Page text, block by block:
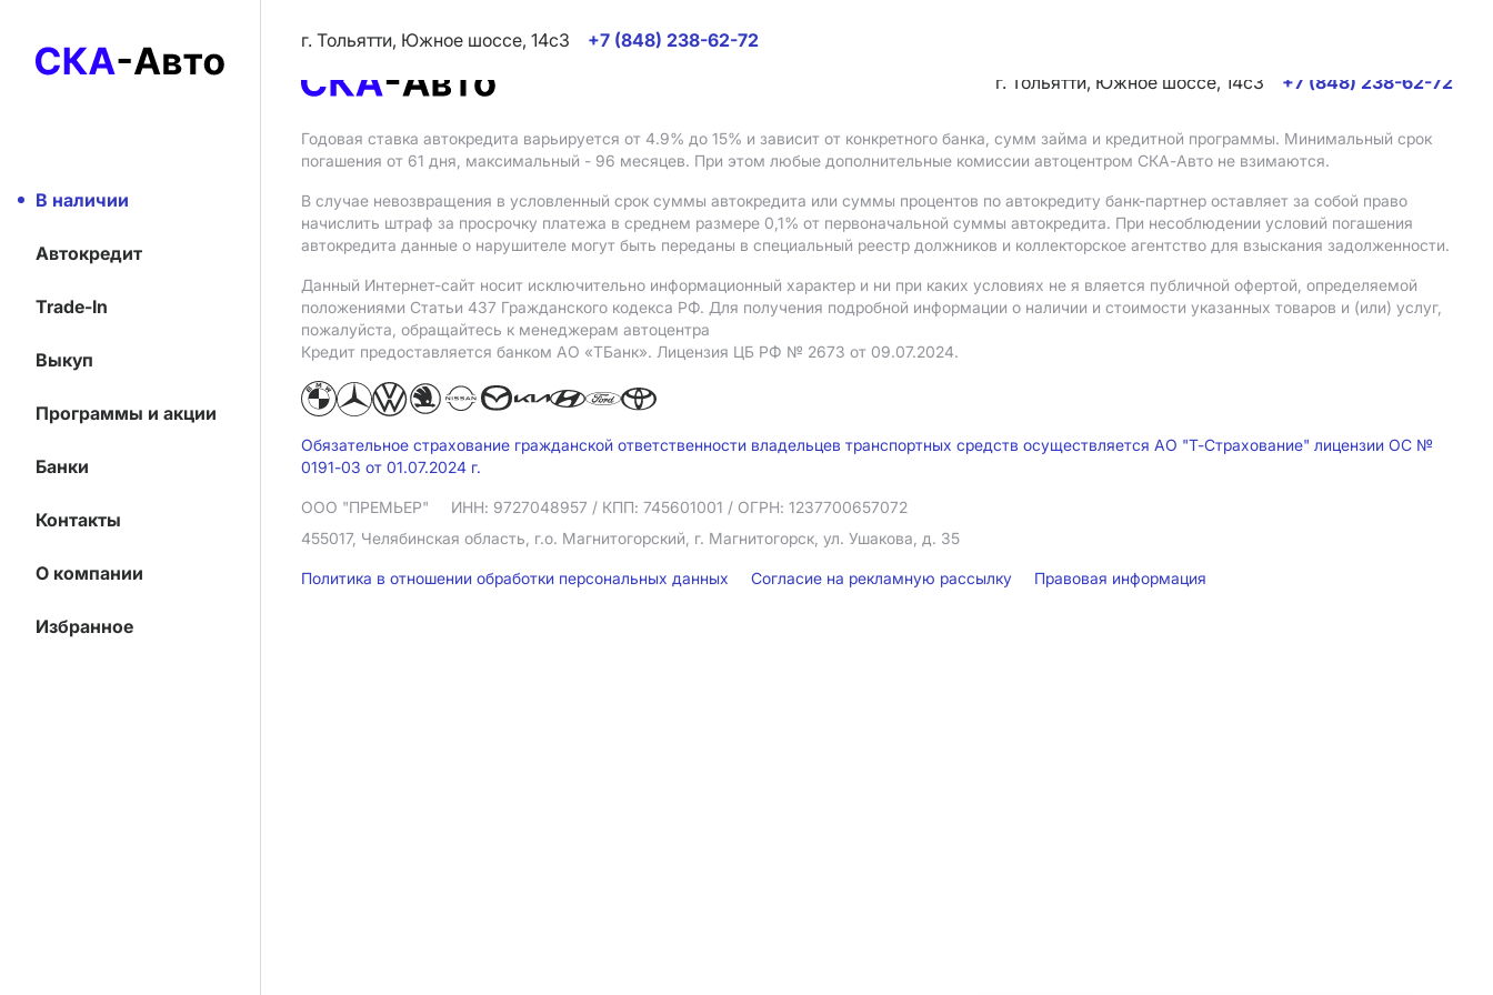
В наличии
Автокредит
Trade-In
Выкуп
Программы и акции
Банки
Контакты
О компании
Избранное
г. Тольятти, Южное шоссе, 14с3
+7 (848) 238-62-72
г. Тольятти, Южное шоссе, 14с3
+7 (848) 238-62-72
Годовая ставка автокредита варьируется от 4.9% до 15% и зависит от конкретного банка, сумм займа и кредитной программы. Минимальный срок
погашения от 61 дня, максимальный - 96 месяцев. При этом любые дополнительные комиссии автоцентром СКА-Авто не взимаются.
В случае невозвращения в условленный срок суммы автокредита или суммы процентов по автокредиту банк-партнер оставляет за собой право
начислить штраф за просрочку платежа в среднем размере 0,1% от первоначальной суммы автокредита. При несоблюдении условий погашения
автокредита данные о нарушителе могут быть переданы в специальный реестр должников и коллекторское агентство для взыскания задолженности.
Данный Интернет-сайт носит исключительно информационный характер и ни при каких условиях не я вляется публичной офертой, определяемой
положениями Статьи 437 Гражданского кодекса РФ. Для получения подробной информации о наличии и стоимости указанных товаров и (или) услуг,
пожалуйста, обращайтесь к менеджерам автоцентра
Кредит предоставляется банком АO «ТБанк». Лицензия ЦБ РФ № 2673 от 09.07.2024.
Обязательное страхование гражданской ответственности владельцев транспортных средств осуществляется АО "Т-Страхование" лицензии ОС №
0191-03 от 01.07.2024 г.
ООО "ПРЕМЬЕР" ИНН: 9727048957 / КПП: 745601001 / ОГРН: 1237700657072
455017, Челябинская область, г.о. Магнитогорский, г. Магнитогорск, ул. Ушакова, д. 35
Политика в отношении обработки персональных данных Согласие на рекламную рассылку Правовая информация